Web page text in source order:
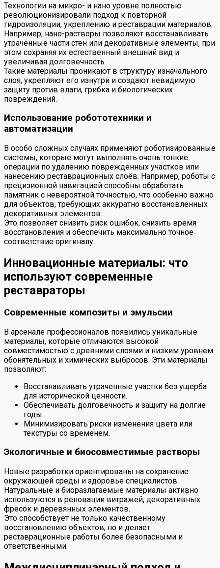
Технологии на микро- и нано уровне полностью
революционизировали подход к повторной
гидроизоляции, укреплению и реставрации материалов.
Например, нано-растворы позволяют восстанавливать
утраченные части стен или декоративные элементы, при
этом сохраняя их естественный внешний вид и
увеличивая долговечность.
Такие материалы проникают в структуру изначального
слоя, укрепляют его изнутри и создают невидимую
защиту против влаги, грибка и биологических
повреждений.
Использование робототехники и
автоматизации
В особо сложных случаях применяют роботизированные
системы, которые могут выполнять очень тонкие
операции по удалению повреждённых участков или
нанесению реставрационных слоёв. Например, роботы с
прецизионной навигацией способны обработать
памятник с невероятной точностью, что особенно важно
для объектов, требующих аккуратно восстановленных
декоративных элементов.
Это позволяет снизить риск ошибок, снизить время
восстановления и обеспечить максимально точное
соответствие оригиналу.
Инновационные материалы: что
используют современные
реставраторы
Современные композиты и эмульсии
В арсенале профессионалов появились уникальные
материалы, которые отличаются высокой
совместимостью с древними слоями и низким уровнем
обонятельных и химических выбросов. Эти материалы
позволяют:
Восстанавливать утраченные участки без ущерба
для исторической ценности.
Обеспечивать долговечность и защиту на долгие
годы.
Минимизировать риски изменения цвета или
текстуры со временем.
Экологичные и биосовместимые растворы
Новые разработки ориентированы на сохранение
окружающей среды и здоровье специалистов.
Натуральные и биоразлагаемые материалы активно
используются в реновации витражей, декоративных
фресок и деревянных элементов.
Это способствует не только качественному
восстановлению объектов, но и делает
реставрационные работы более безопасными и
ответственными.